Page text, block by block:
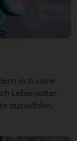
sich seine
Lebensalter
auswählen.